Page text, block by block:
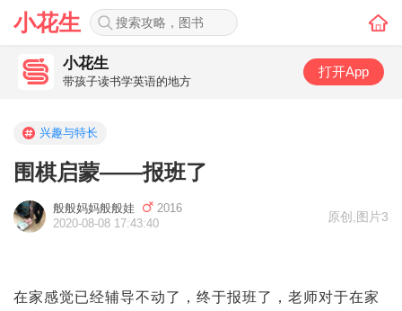
小花生
小花生
带孩子读书学英语的地方
打开App
兴趣与特长
围棋启蒙——报班了
般般妈妈般般娃
2016
2020-08-08 17:43:40
原创 图片3
在家感觉已经辅导不动了，终于报班了，老师对于在家